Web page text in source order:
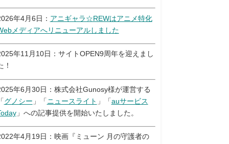
年4月6日： アニギャラ☆REWはアニメ特化
メディアへリニューアルしました
年11月10日：サイトOPEN9周年を迎えまし
！
年6月30日：株式会社Gunosy様が運営する
グノシー 」「 ニュースライト 」「auサービス
」への記事提供を開始いたしました。
年4月19日：映画『ミューン 月の守護者の